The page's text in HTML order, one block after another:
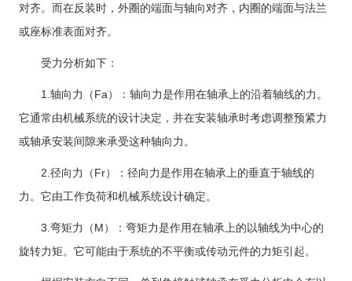
对齐。而在反装时，外圈的端面与轴向对齐，内圈的端面与法兰
或座标准表面对齐。
受力分析如下：
1.轴向力（Fa）：轴向力是作用在轴承上的沿着轴线的力。
它通常由机械系统的设计决定，并在安装轴承时考虑调整预紧力
或轴承安装间隙来承受这种轴向力。
2.径向力（Fr）：径向力是作用在轴承上的垂直于轴线的
力。它由工作负荷和机械系统设计确定。
3.弯矩力（M）：弯矩力是作用在轴承上的以轴线为中心的
旋转力矩。它可能由于系统的不平衡或传动元件的力矩引起。